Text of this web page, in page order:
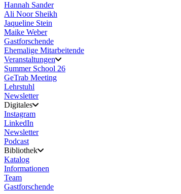
Hannah Sander
Ali Noor Sheikh
Jaqueline Stein
Maike Weber
Gastforschende
Ehemalige Mitarbeitende
Veranstaltungen
Summer School 26
GeTrab Meeting
Lehrstuhl
Newsletter
Digitales
Instagram
LinkedIn
Newsletter
Podcast
Bibliothek
Katalog
Informationen
Team
Gastforschende